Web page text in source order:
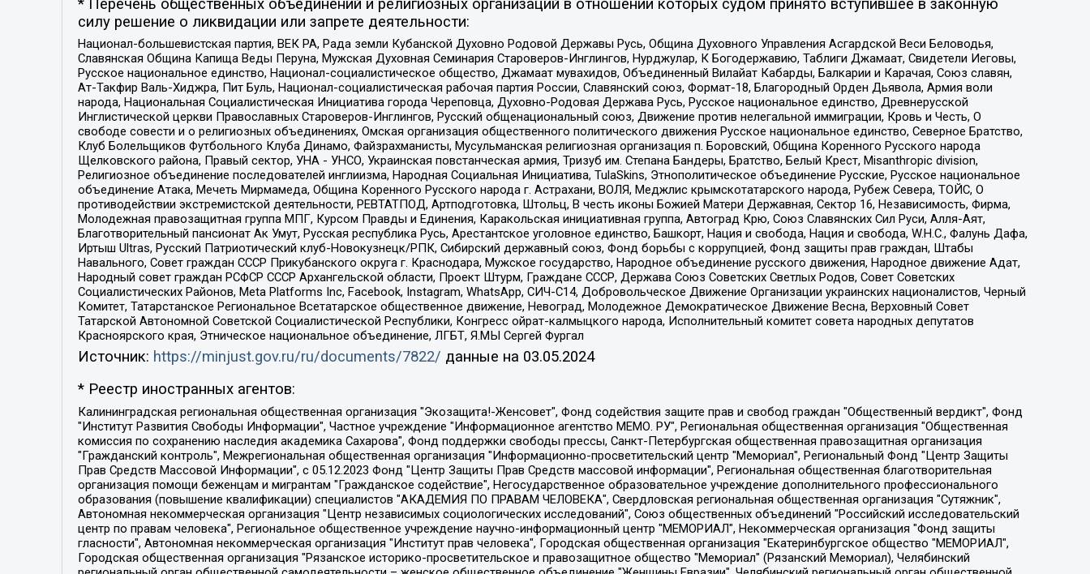
* Перечень общественных объединений и религиозных организаций в отношении которых судом принято вступившее в законную
силу решение о ликвидации или запрете деятельности:
Национал-большевистская партия, ВЕК РА, Рада земли Кубанской Духовно Родовой Державы Русь, Община Духовного Управления Асгардской Веси Беловодья,
Славянская Община Капища Веды Перуна, Мужская Духовная Семинария Староверов-Инглингов, Нурджулар, К Богодержавию, Таблиги Джамаат, Свидетели Иеговы,
Русское национальное единство, Национал-социалистическое общество, Джамаат мувахидов, Объединенный Вилайат Кабарды, Балкарии и Карачая, Союз славян,
Ат-Такфир Валь-Хиджра, Пит Буль, Национал-социалистическая рабочая партия России, Славянский союз, Формат-18, Благородный Орден Дьявола, Армия воли
народа, Национальная Социалистическая Инициатива города Череповца, Духовно-Родовая Держава Русь, Русское национальное единство, Древнерусской
Инглистической церкви Православных Староверов-Инглингов, Русский общенациональный союз, Движение против нелегальной иммиграции, Кровь и Честь, О
свободе совести и о религиозных объединениях, Омская организация общественного политического движения Русское национальное единство, Северное Братство,
Клуб Болельщиков Футбольного Клуба Динамо, Файзрахманисты, Мусульманская религиозная организация п. Боровский, Община Коренного Русского народа
Щелковского района, Правый сектор, УНА - УНСО, Украинская повстанческая армия, Тризуб им. Степана Бандеры, Братство, Белый Крест, Misanthropic division,
Религиозное объединение последователей инглиизма, Народная Социальная Инициатива, TulaSkins, Этнополитическое объединение Русские, Русское национальное
объединение Атака, Мечеть Мирмамеда, Община Коренного Русского народа г. Астрахани, ВОЛЯ, Меджлис крымскотатарского народа, Рубеж Севера, ТОЙС, О
противодействии экстремистской деятельности, РЕВТАТПОД, Артподготовка, Штольц, В честь иконы Божией Матери Державная, Сектор 16, Независимость, Фирма,
Молодежная правозащитная группа МПГ, Курсом Правды и Единения, Каракольская инициативная группа, Автоград Крю, Союз Славянских Сил Руси, Алля-Аят,
Благотворительный пансионат Ак Умут, Русская республика Русь, Арестантское уголовное единство, Башкорт, Нация и свобода, Нация и свобода, W.H.С., Фалунь Дафа,
Иртыш Ultras, Русский Патриотический клуб-Новокузнецк/РПК, Сибирский державный союз, Фонд борьбы с коррупцией, Фонд защиты прав граждан, Штабы
Навального, Совет граждан СССР Прикубанского округа г. Краснодара, Мужское государство, Народное объединение русского движения, Народное движение Адат,
Народный совет граждан РСФСР СССР Архангельской области, Проект Штурм, Граждане СССР, Держава Союз Советских Светлых Родов, Совет Советских
Социалистических Районов, Meta Platforms Inc, Facebook, Instagram, WhatsApp, СИЧ-С14, Добровольческое Движение Организации украинских националистов, Черный
Комитет, Татарстанское Региональное Всетатарское общественное движение, Невоград, Молодежное Демократическое Движение Весна, Верховный Совет
Татарской Автономной Советской Социалистической Республики, Конгресс ойрат-калмыцкого народа, Исполнительный комитет совета народных депутатов
Красноярского края, Этническое национальное объединение, ЛГБТ, Я.МЫ Сергей Фургал
Источник: https://minjust.gov.ru/ru/documents/7822/ данные на 03.05.2024
* Реестр иностранных агентов:
Калининградская региональная общественная организация "Экозащита!-Женсовет", Фонд содействия защите прав и свобод граждан "Общественный вердикт", Фонд "Институт Развития Свободы Информации", Частное учреждение "Информационное агентство МЕМО. РУ", Региональная общественная организация "Общественная комиссия по сохранению наследия академика Сахарова", Фонд поддержки свободы прессы, Санкт-Петербургская общественная правозащитная организация "Гражданский контроль", Межрегиональная общественная организация "Информационно-просветительский центр "Мемориал", Региональный Фонд "Центр Защиты Прав Средств Массовой Информации", с 05.12.2023 Фонд "Центр Защиты Прав Средств массовой информации", Региональная общественная благотворительная организация помощи беженцам и мигрантам "Гражданское содействие", Негосударственное образовательное учреждение дополнительного профессионального образования (повышение квалификации) специалистов "АКАДЕМИЯ ПО ПРАВАМ ЧЕЛОВЕКА", Свердловская региональная общественная организация "Сутяжник", Автономная некоммерческая организация "Центр независимых социологических исследований", Союз общественных объединений "Российский исследовательский центр по правам человека", Региональное общественное учреждение научно-информационный центр "МЕМОРИАЛ", Некоммерческая организация "Фонд защиты гласности", Автономная некоммерческая организация "Институт прав человека", Городская общественная организация "Екатеринбургское общество "МЕМОРИАЛ", Городская общественная организация "Рязанское историко-просветительское и правозащитное общество "Мемориал" (Рязанский Мемориал), Челябинский региональный орган общественной самодеятельности – женское общественное объединение "Женщины Евразии", Челябинский региональный орган общественной самодеятельности "Уральская правозащитная группа", Фонд содействия защите здоровья и социальной справедливости имени Андрея Рылькова, Автономная Некоммерческая Организация "Аналитический Центр Юрия Левады", Автономная некоммерческая организация социальной поддержки населения "Проект Апрель", Региональная общественная организация помощи женщинам и детям, находящимся в кризисной ситуации "Информационно-методический центр "Анна", Фонд содействия развитию массовых коммуникаций и правовому просвещению "Так-так-Так", Фонд содействия устойчивому развитию "Серебряная тайга", Свердловский региональный общественный фонд социальных проектов "Новое время", "Idel.Реалии", Кавказ.Реалии, Крым.Реалии, Телеканал Настоящее Время, Татаро-башкирская служба Радио Свобода (Azatliq Radiosi), Радио Свободная Европа/Радио Свобода (PCE/PC), "Сибирь.Реалии", "Фактограф", Благотворительный фонд помощи осужденным и их семьям, Автономная некоммерческая организация "Институт глобализации и социальных движений", Фонд "В защиту прав заключенных", Частное учреждение "Центр поддержки и содействия развитию средств массовой информации", Пензенский региональный общественный благотворительный фонд "Гражданский союз", "Север.Реалии", Некоммерческая организация Фонд "Правовая инициатива", Общество с ограниченной ответственностью "Радио Свободная Европа/Радио Свобода", Чешское информационное агентство "MEDIUM-ORIENT", Красноярская региональная общественная организация "Мы против СПИДа", Камалягин Денис Николаевич, Маркелов Сергей Евгеньевич, Пономарев Лев Александрович, Савицкая Людмила Алексеевна, Автономная некоммерческая организация "Центр по работе с проблемой насилия "НАСИЛИЮ.НЕТ", Межрегиональный профессиональный союз работников здравоохранения "Альянс врачей", Юридическое лицо, зарегистрированное в Латвийской Республике, SIA "Medusa Project" (регистрационный номер 40103797863, дата регистрации 10.06.2014), Некоммерческая организация "Фонд по борьбе с коррупцией", Автономная некоммерческая организация "Институт права и публичной политики", Баданин Роман Сергеевич, Гликин Максим Александрович, Железнова Мария Михайловна, Лукьянова Юлия Сергеевна, Маетная Елизавета Витальевна, Маняхин Петр Борисович, Чуракова Ольга Владимировна, Ярош Юлия Петровна, Юридическое лицо "The Insider SIA", зарегистрированное в Риге, Латвийская Республика (дата регистрации 26.06.2015), являющееся администратором доменного имени интернет-издания "The Insider SIA", https://theins.ru, Постернак Алексей Евгеньевич, Рубин Михаил Аркадьевич, Анин Роман Александрович, Юридическое лицо Istories fonds, зарегистрированное в Латвийской Республике (регистрационный номер 50008295751, дата регистрации 24.02.2020), Великовский Дмитрий Александрович, Долинина Ирина Николаевна, Мароховская Алеся Алексеевна, Шлейнов Роман Юрьевич, Шмагун Олеся Валентиновна, Общество с ограниченной ответственностью "Альтаир 2021", Общество с ограниченной ответственностью "Вега 2021", Общество с ограниченной ответственностью "Главный редактор 2021", Общество с ограниченной ответственностью "Ромашки монолит", Важенков Артем Валерьевич, Ивановская областная общественная организация "Центр гендерных исследований", Гурман Юрий Альбертович, Медиапроект "ОВД-Инфо", Егоров Владимир Владимирович, Жилинский Владимир Александрович, Общество с ограниченной ответственностью "ЗП", Иванова София Юрьевна, Карезина Инна Павловна, Кильтау Екатерина Викторовна, Петров Алексей Викторович, Пискунов Сергей Евгеньевич, Смирнов Сергей Сергеевич, Тихонов Михаил Сергеевич, Общество с ограниченной ответственностью "ЖУРНАЛИСТ-ИНОСТРАННЫЙ АГЕНТ", Арапова Галина Юрьевна, Вольтская Татьяна Анатольевна, Американская компания "Mason G.E.S. Anonymous Foundation" (США), являющаяся владельцем интернет-издания https://mnews.world/, Компания "Stichting Bellingcat", зарегистрированная в Нидерландах (дата регистрации 11.07.2018), Захаров Андрей Вячеславович, Клепиковская Екатерина Дмитриевна, Общество с ограниченной ответственностью "МЕМО", Перл Роман Александрович, Симонов Евгений Алексеевич, Соловьева Елена Анатольевна, Сотников Даниил Владимирович, Сурначева Елизавета Дмитриевна, Автономная некоммерческая организация по защите прав человека и информированию населения "Якутия – Наше Мнение", Общество с ограниченной ответственностью "Москоу диджитал медиа", с 26.01.2023 Общество с ограниченной ответственностью "Чайка Белые сады", Ветошкина Валерия Валерьевна, Заговора Максим Александрович, Межрегиональное общественное движение "Российская ЛГБТ - сеть", Оленичев Максим Владимирович, Павлов Иван Юрьевич, Скворцова Елена Сергеевна, Общество с ограниченной ответственностью "Как бы инагент", Кочетков Игорь Викторович, Общество с ограниченной ответственностью "Честные выборы", Еланчик Олег Александрович, Общество с ограниченной ответственностью "Нобелевский призыв", Гималова Регина Эмилевна, Григорьев Андрей Валерьевич, Григорьева Алина Александровна, Ассоциация по содействию защите прав призывников, альтернативнослужащих и военнослужащих "Правозащитная группа "Гражданин.Армия.Право", Хисамова Регина Фаритовна, Автономная некоммерческая организация по реализации социально-правовых программ "Лилит", Дальневосточное общественное движение "Маяк", Санкт-Петербургская ЛГБТ-инициативная группа "Выход", Инициативная группа ЛГБТ+ "Реверс", Алексеев Андрей Викторович, Бекбулатова Таисия Львовна, Беляев Иван Михайлович, Владыкина Елена Сергеевна, Гельман Марат Александрович, Никульшина Вероника Юрьевна, Толоконникова Надежда Андреевна, Шендерович Виктор Анатольевич, Общество с ограниченной ответственностью "Данное сообщение", Общество с ограниченной ответственностью Издательский дом "Новая глава", Айнбиндер Александра Александровна, Московский комьюнити-центр для ЛГБТ+инициатив, Благотворительный фонд развития филантропии, Deutsche Welle (Германия, Kurt-Schumacher-Strasse 3, 53113 Bonn), Борзунова Мария Михайловна, Воробьев Виктор Викторович, Голубева Анна Львовна, Константинова Алла Михайловна, Малкова Ирина Владимировна, Мурадов Мурад Абдулгалимович, Осетинская Елизавета Николаевна, Понасенков Евгений Николаевич, Ганапольский Матвей Юрьевич, Киселев Евгений Алексеевич, Борухович Ирина Григорьевна, Дремин Иван Тимофеевич, Дубровский Дмитрий Викторович, Красноярская региональная общественная организация поддержки и развития альтернативных образовательных технологий и межкультурных коммуникаций "ИНТЕРРА", Маяковская Екатерина Алексеевна, Фейгин Марк Захарович, Филимонов Андрей Викторович, Дзугкоева Регина Николаевна, Доброхотов Роман Александрович, Дудь Юрий Александрович, Елкин Сергей Владимирович, Кругликов Кирилл Игоревич, Сабунаева Мария Леонидовна, Семенов Алексей Владимирович, Шаинян Карен Багратович, Шульман Екатерина Михайловна, Асафьев Артур Валерьевич, Вахштайн Виктор Семенович, Венедиктов Алексей Алексеевич, Лушникова Екатерина Евгеньевна, Волков Леонид Михайлович, Невзоров Александр Глебович, Пархоменко Сергей Борисович, Сироткин Ярослав Николаевич, Кара-Мурза Владимир Владимирович, Баранова Наталья Владимировна, Гозман Леонид Яковлевич, Кагарлицкий Борис Юльевич, Климарев Михаил Валерьевич, Милов Владимир Станиславович, Автономная некоммерческая организация Краснодарский центр современного искусства "Типография", Моргенштерн Алишер Тагирович, Соболь Любовь Эдуардовна, Общество с ограниченной ответственностью "ЛИЗА НОРМ", Каспаров Гарри Кимович, Ходорковский Михаил Борисович, Общество с ограниченной ответственностью "Апрельские тезисы", Данилович Ирина Брониславовна, Кашин Олег Владимирович, Петров Николай Владимирович, Пивоваров Алексей Владимирович, Соколов Михаил Владимирович, Цветкова Юлия Владимировна, Чичваркин Евгений Александрович, Комитет против пыток/Команда против пыток, Общество с ограниченной ответственностью "Первый научный", Общество с ограниченной ответственностью "Вертолет и ко", Белоцерковская Вероника Борисовна, Кац Максим Евгеньевич, Лазарева Татьяна Юрьевна, Шаведдинов Руслан Табризович, Яшин Илья Валерьевич, Общество с ограниченной ответственностью "Иноагент ААВ", Алешковский Дмитрий Петрович, Альбац Евгения Марковна, Быков Дмитрий Львович, Галямина Юлия Евгеньевна, Лойко Сергей Леонидович, Мартынов Кирилл Константинович, Медведев Сергей Александрович, Крашенинников Федор Геннадиевич, Гордеева Катерина Вл